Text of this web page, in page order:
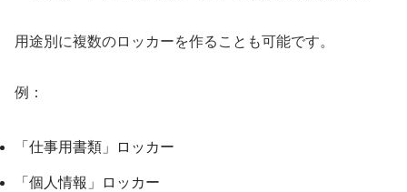
用途別に複数のロッカーを作ることも可能です。
例：
「仕事用書類」ロッカー
「個人情報」ロッカー